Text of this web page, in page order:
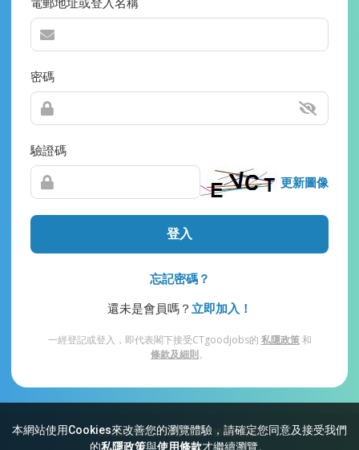
本網站使用Cookies來改善您的瀏覽體驗，請確定您同意及接受我們
的私隱政策與使用條款才繼續瀏覽。
密碼
驗證碼
更新圖像
登入
忘記密碼？
還未是會員嗎？ 立即加入！
一經登記或登入，即代表閣下接受CTgoodjobs的 私隱政策和
條款及細則。
網站索引 常見問題 私隱 條款及細則